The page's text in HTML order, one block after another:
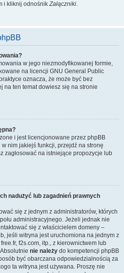
i kliknij odnośnikZałączniki.
w jego niezmodyfikowanej formie,
na licencji GNU General Public
oznacza, że może być bez
na ten temat dowiesz się na stronie
i jest licencjonowane przez phpBB
nim jakiejś funkcji, przejdź na stronę
zagłosować na istniejące propozycje lub
nadużyć lub zagadnień prawnych
się z jednym z administratorów, których
administracyjnego. Jeżeli jednak nie
się z właścicielem domeny –
jeśli witryna jest uruchomiona na jednym z
f2s.com, itp., z kierownictwem lub
nie należy do kompetencji phpBB
być obarczana odpowiedzialnością za
ta witryna jest używana. Proszę nie